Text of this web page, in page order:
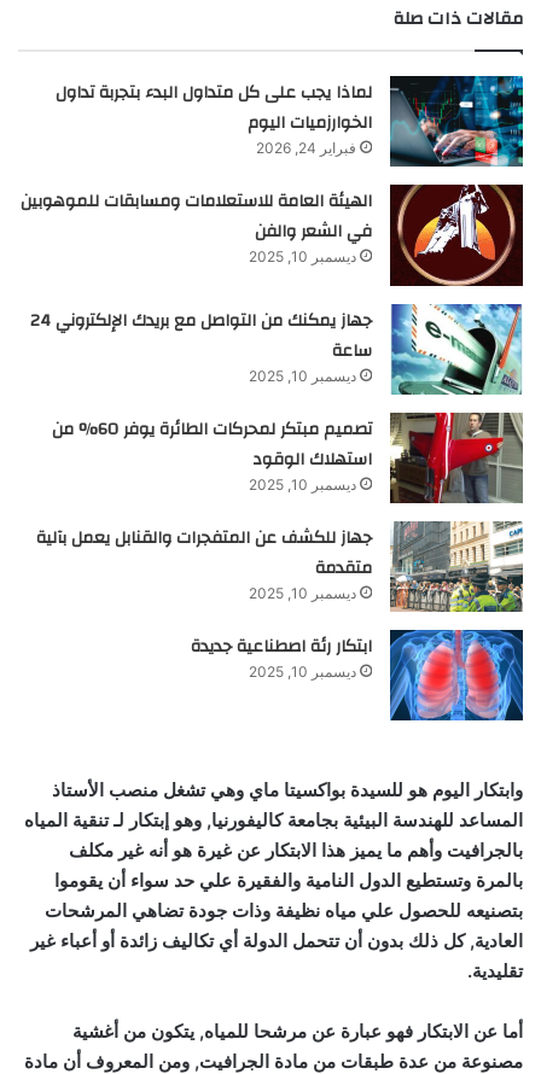
مقالات ذات صلة
لماذا يجب على كل متداول البدء بتجربة تداول
الخوارزميات اليوم
فبراير 24, 2026
الهيئة العامة للاستعلامات ومسابقات للموهوبين
في الشعر والفن
ديسمبر 10, 2025
جهاز يمكنك من التواصل مع بريدك الإلكتروني 24
ساعة
ديسمبر 10, 2025
تصميم مبتكر لمحركات الطائرة يوفر 60% من
استهلاك الوقود
ديسمبر 10, 2025
جهاز للكشف عن المتفجرات والقنابل يعمل بآلية
متقدمة
ديسمبر 10, 2025
ابتكار رئة اصطناعية جديدة
ديسمبر 10, 2025
وابتكار اليوم هو للسيدة بواكسيتا ماي وهي تشغل منصب الأستاذ
المساعد للهندسة البيئية بجامعة كاليفورنيا, وهو إبتكار لـ تنقية المياه
بالجرافيت وأهم ما يميز هذا الابتكار عن غيرة هو أنه غير مكلف
بالمرة وتستطيع الدول النامية والفقيرة علي حد سواء أن يقوموا
بتصنيعه للحصول علي مياه نظيفة وذات جودة تضاهي المرشحات
العادية, كل ذلك بدون أن تتحمل الدولة أي تكاليف زائدة أو أعباء غير
تقليدية.
أما عن الابتكار فهو عبارة عن مرشحا للمياه, يتكون من أغشية
مصنوعة من عدة طبقات من مادة الجرافيت, ومن المعروف أن مادة